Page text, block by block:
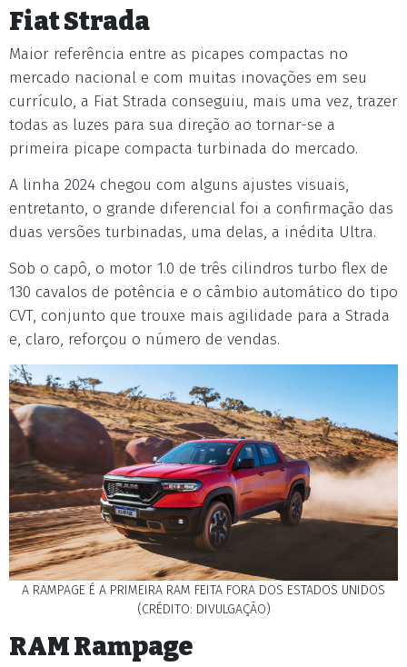
Fiat Strada
Maior referência entre as picapes compactas no
mercado nacional e com muitas inovações em seu
currículo, a Fiat Strada conseguiu, mais uma vez, trazer
todas as luzes para sua direção ao tornar-se a
primeira picape compacta turbinada do mercado.
A linha 2024 chegou com alguns ajustes visuais,
entretanto, o grande diferencial foi a confirmação das
duas versões turbinadas, uma delas, a inédita Ultra.
Sob o capô, o motor 1.0 de três cilindros turbo flex de
130 cavalos de potência e o câmbio automático do tipo
CVT, conjunto que trouxe mais agilidade para a Strada
e, claro, reforçou o número de vendas.
A RAMPAGE É A PRIMEIRA RAM FEITA FORA DOS ESTADOS UNIDOS
(CRÉDITO: DIVULGAÇÃO)
RAM Rampage